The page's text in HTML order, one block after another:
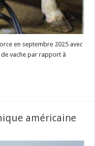
en septembre 2025 avec
de vache par rapport à
américaine